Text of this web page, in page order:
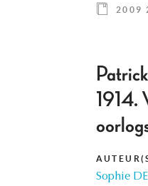
2009
1914.
Sophie